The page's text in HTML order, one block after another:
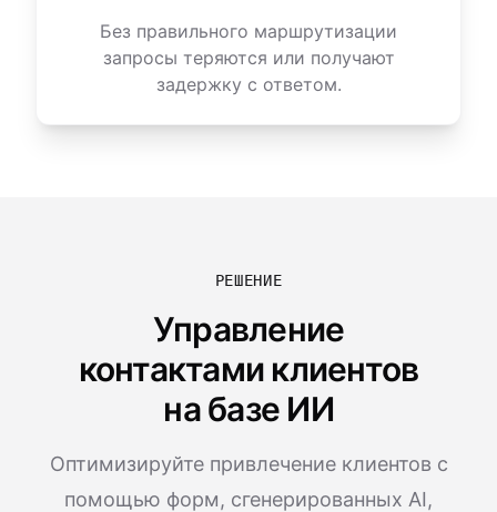
Без правильного маршрутизации
запросы теряются или получают
задержку с ответом.
РЕШЕНИЕ
Управление
контактами клиентов
на базе ИИ
Оптимизируйте привлечение клиентов с
помощью форм, сгенерированных AI,